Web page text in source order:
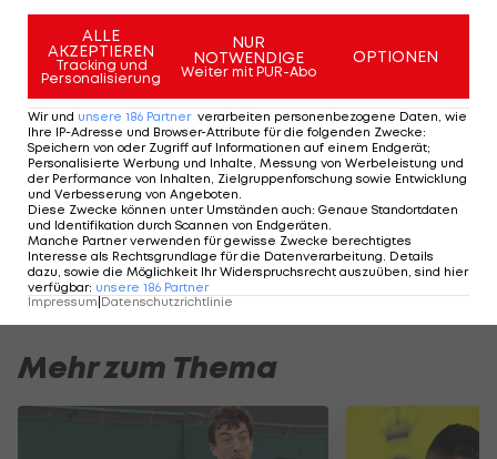
DTM", sagte Auer. Neu zum Mercedes-Kader
stößt der Italiener Edoardo Mortara, der zuletzt
sechs Jahre für Audi fuhr. Die weiteren Fahrer der
Silberpfeile sind Paul di Resta, Gary Paffett,
Robert Wickens und Maro Engel.
Das erste Rennwochenende steht von 5. bis 7. Mai
in Hockenheim auf dem Programm. Die ersten
Testfahrtensteigen bereits Ende Februar (20.-23.)
in Portimao inPortugal
Mehr zum Thema
ALLE
AKZEPTIEREN
Tracking und
Personalisierung
NUR
NOTWENDIGE
Weiter mit PUR-Abo
OPTIONEN
Wir und unsere 186 Partner verarbeiten personenbezogene Daten, wie
Ihre IP-Adresse und Browser-Attribute für die folgenden Zwecke:
Speichern von oder Zugriff auf Informationen auf einem Endgerät;
Personalisierte Werbung und Inhalte, Messung von Werbeleistung und
der Performance von Inhalten, Zielgruppenforschung sowie Entwicklung
und Verbesserung von Angeboten
Diese Zwecke können unter Umständen auch: Genaue Standortdaten
und Identifikation durch Scannen von Endgeräten
Manche Partner verwenden für gewisse Zwecke berechtigtes
Interesse als Rechtsgrundlage für die Datenverarbeitung. Details
dazu, sowie die Möglichkeit Ihr Widerspruchsrecht auszuüben, sind hier
verfügbar: unsere 186 Partner
Impressum|Datenschutzrichtlinie